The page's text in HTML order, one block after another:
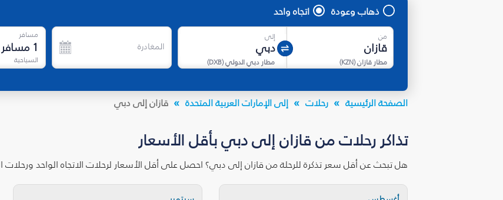
ذهاب وعودة اتجاه واحد
من
مطار قازان(
KZN
)
إلى
مطار دبي الدولي(
DXB
)
المغادرة
مسافر
1 مسافر
السياحية
الصفحة الرئيسية رحلات إلى الإمارات العربية المتحدة قازان إلى دبي
تذاكر رحلات من قازان إلى دبي بأقل الأسعار
هل تبحث عن أقل سعر تذكرة للرحلة من قازان إلى دبي؟ احصل على أقل الأسعار لرحلات الاتجاه الواحد